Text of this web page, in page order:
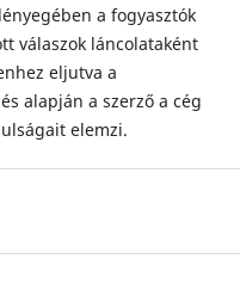
a fogyasztók
válaszok láncolataként
eljutva a
alapján a szerző a cég
elemzi.